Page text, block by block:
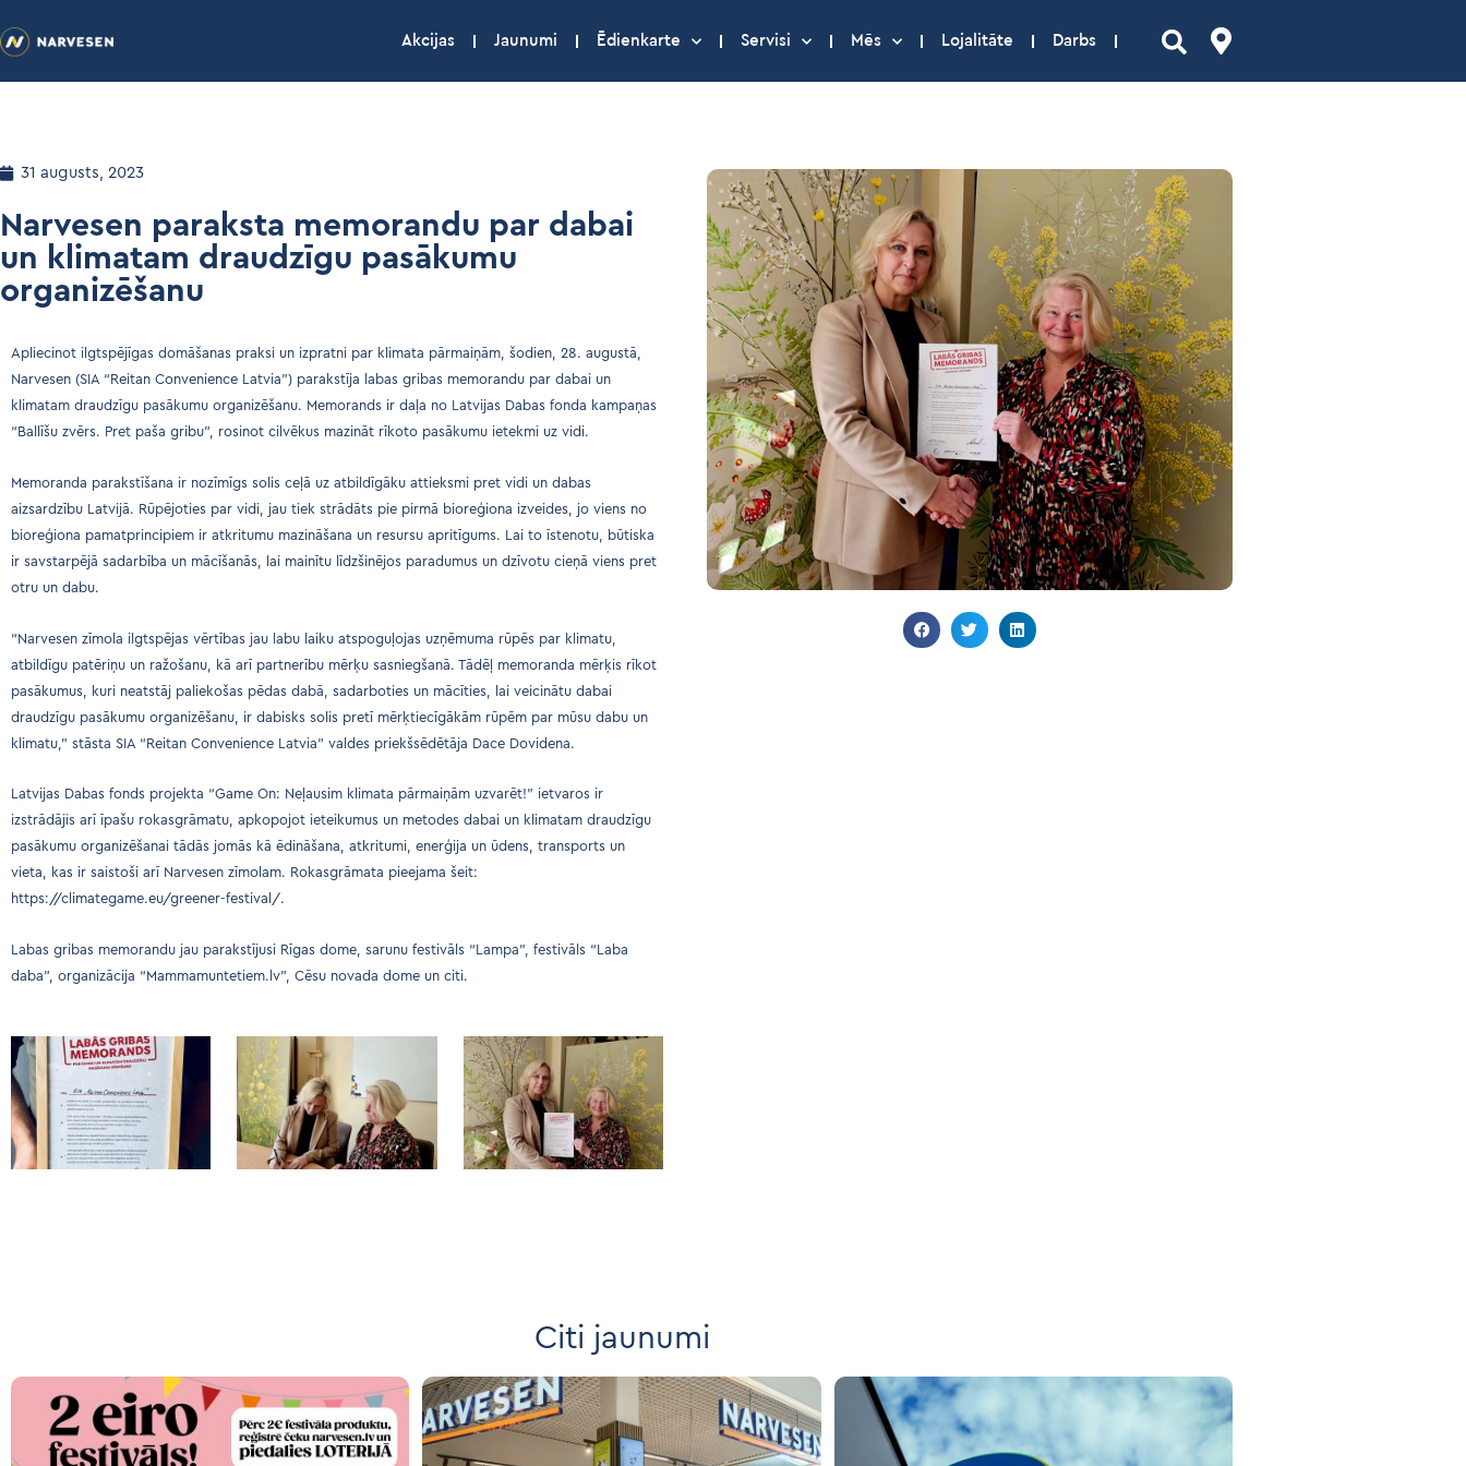
Akcijas Jaunumi Ēdienkarte Servisi Mēs Lojalitāte Darbs
31 augusts, 2023
Narvesen paraksta memorandu par dabai
un klimatam draudzīgu pasākumu
organizēšanu
Apliecinot ilgtspējīgas domāšanas praksi un izpratni par klimata pārmaiņām, šodien, 28. augustā,
Narvesen (SIA “Reitan Convenience Latvia”) parakstīja labas gribas memorandu par dabai un
klimatam draudzīgu pasākumu organizēšanu. Memorands ir daļa no Latvijas Dabas fonda kampaņas
“Ballīšu zvērs. Pret paša gribu”, rosinot cilvēkus mazināt rīkoto pasākumu ietekmi uz vidi.
Memoranda parakstīšana ir nozīmīgs solis ceļā uz atbildīgāku attieksmi pret vidi un dabas
aizsardzību Latvijā. Rūpējoties par vidi, jau tiek strādāts pie pirmā bioreģiona izveides, jo viens no
bioreģiona pamatprincipiem ir atkritumu mazināšana un resursu apritīgums. Lai to īstenotu, būtiska
ir savstarpējā sadarbība un mācīšanās, lai mainītu līdzšinējos paradumus un dzīvotu cieņā viens pret
otru un dabu.
“Narvesen zīmola ilgtspējas vērtības jau labu laiku atspoguļojas uzņēmuma rūpēs par klimatu,
atbildīgu patēriņu un ražošanu, kā arī partnerību mērķu sasniegšanā. Tādēļ memoranda mērķis rīkot
pasākumus, kuri neatstāj paliekošas pēdas dabā, sadarboties un mācīties, lai veicinātu dabai
draudzīgu pasākumu organizēšanu, ir dabisks solis pretī mērķtiecīgākām rūpēm par mūsu dabu un
klimatu,” stāsta SIA “Reitan Convenience Latvia” valdes priekšsēdētāja Dace Dovidena.
Latvijas Dabas fonds projekta “Game On: Neļausim klimata pārmaiņām uzvarēt!” ietvaros ir
izstrādājis arī īpašu rokasgrāmatu, apkopojot ieteikumus un metodes dabai un klimatam draudzīgu
pasākumu organizēšanai tādās jomās kā ēdināšana, atkritumi, enerģija un ūdens, transports un
vieta, kas ir saistoši arī Narvesen zīmolam. Rokasgrāmata pieejama šeit:
https://climategame.eu/greener-festival/.
Labas gribas memorandu jau parakstījusi Rīgas dome, sarunu festivāls “Lampa”, festivāls “Laba
daba”, organizācija “Mammamuntetiem.lv”, Cēsu novada dome un citi.
Citi jaunumi